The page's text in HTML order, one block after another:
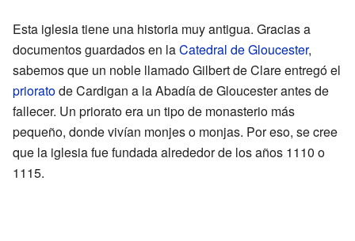
Esta iglesia tiene una historia muy antigua. Gracias a
documentos guardados en laCatedral de Gloucester,
sabemos que un noble llamado Gilbert de Clare entregó el
prioratode Cardigan a la Abadía de Gloucester antes de
fallecer. Un priorato era un tipo de monasterio más
pequeño, donde vivían monjes o monjas. Por eso, se cree
que la iglesia fue fundada alrededor de los años 1110 o
1115.